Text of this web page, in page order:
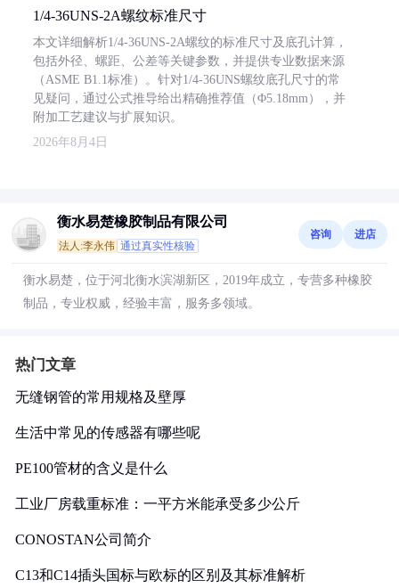
1/4-36UNS-2A螺纹标准尺寸
本文详细解析1/4-36UNS-2A螺纹的标准尺寸及底孔计算，
包括外径、螺距、公差等关键参数，并提供专业数据来源
（ASME B1.1标准）。针对1/4-36UNS螺纹底孔尺寸的常
见疑问，通过公式推导给出精确推荐值（Φ5.18mm），并
附加工艺建议与扩展知识。
2026年8月4日
衡水易楚橡胶制品有限公司
法人:李永伟 通过真实性核验
咨询 进店
衡水易楚，位于河北衡水滨湖新区，2019年成立，专营多种橡胶
制品，专业权威，经验丰富，服务多领域。
热门文章
无缝钢管的常用规格及壁厚
生活中常见的传感器有哪些呢
PE100管材的含义是什么
工业厂房载重标准：一平方米能承受多少公斤
CONOSTAN公司简介
C13和C14插头国标与欧标的区别及其标准解析